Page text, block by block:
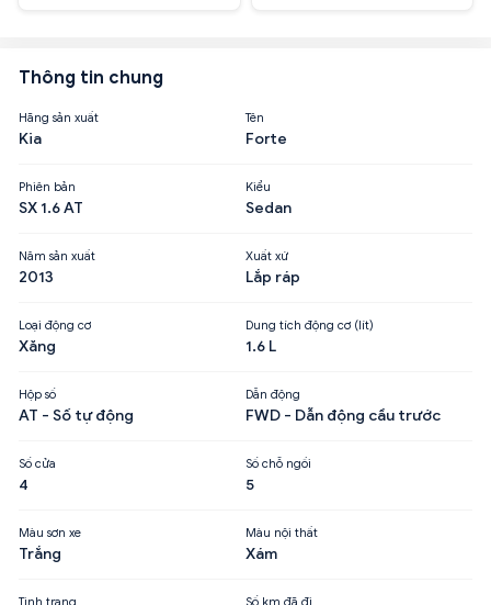
Thông tin chung
Hãng sản xuất
Kia
Tên
Forte
Phiên bản
SX 1.6 AT
Kiểu
Sedan
Năm sản xuất
2013
Xuất xứ
Lắp ráp
Loại động cơ
Xăng
Dung tích động cơ (lít)
1.6 L
Hộp số
AT - Số tự động
Dẫn động
FWD - Dẫn động cầu trước
Số cửa
4
Số chỗ ngồi
5
Màu sơn xe
Trắng
Màu nội thất
Xám
Tình trạng Số km đã đi